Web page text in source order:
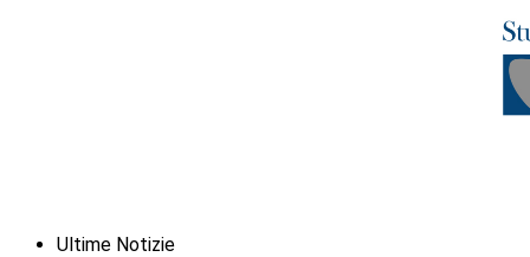
Ultime Notizie